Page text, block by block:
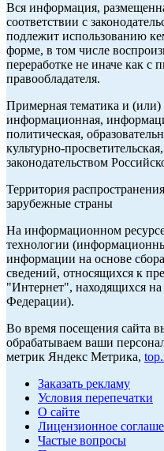
Вся информация,
соответствии с
подлежит использованию
форме, в том числе
переработке не иначе как с
правообладателя.
Примерная тематика и (или)
информационная,
политическая,
культурно-
законодательством
Территория
зарубежные страны
На информационном
технологии
информации на основе
сведений, относящихся к
"Интернет", находящихся
Федерации).
Во время посещения сайта
обрабатываем ваши
метрик Яндекс Метрика,
Заказать рекламу
Условия перепечатки
О сайте
Лицензионное
Частые вопросы